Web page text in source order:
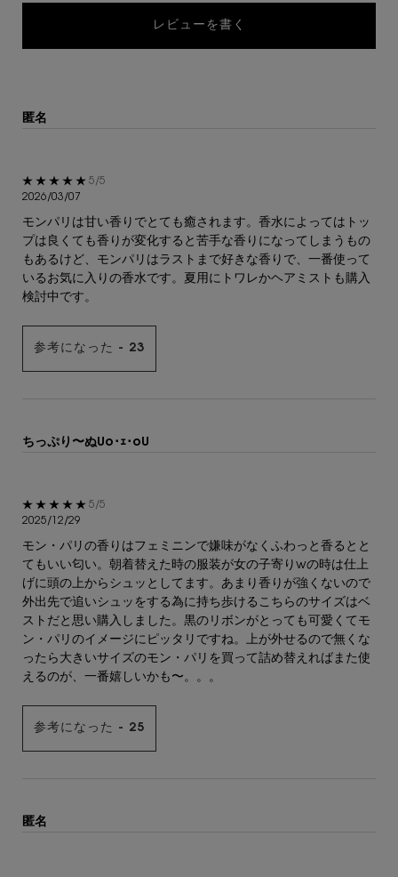
レビューを書く
匿名
5星中5。
5/5
2026/03/07
モンパリは甘い香りでとても癒されます。香水によってはトッ
プは良くても香りが変化すると苦手な香りになってしまうもの
もあるけど、モンパリはラストまで好きな香りで、一番使って
いるお気に入りの香水です。夏用にトワレかヘアミストも購入
検討中です。
参考になった - 23
ちっぷり〜ぬUo･ｪ･oU
5星中5。
5/5
2025/12/29
モン・パリの香りはフェミニンで嫌味がなくふわっと香るとと
てもいい匂い。朝着替えた時の服装が女の子寄りwの時は仕上
げに頭の上からシュッとしてます。あまり香りが強くないので
外出先で追いシュッをする為に持ち歩けるこちらのサイズはベ
ストだと思い購入しました。黒のリボンがとっても可愛くてモ
ン・パリのイメージにピッタリですね。上が外せるので無くな
ったら大きいサイズのモン・パリを買って詰め替えればまた使
えるのが、一番嬉しいかも〜。。。
参考になった - 25
匿名